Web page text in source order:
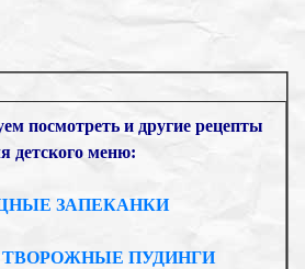
посмотреть и другие рецепты
детского меню:
ЗАПЕКАНКИ
ПУДИНГИ